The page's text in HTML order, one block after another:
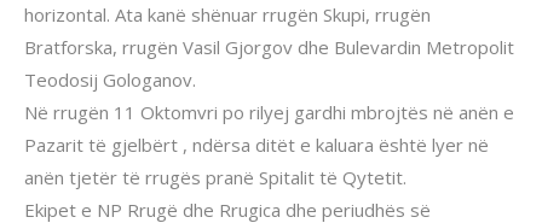
horizontal. Ata kanë shënuar rrugën Skupi, rrugën
Bratforska, rrugën Vasil Gjorgov dhe Bulevardin Metropolit
Teodosij Gologanov.
Në rrugën 11 Oktomvri po rilyej gardhi mbrojtës në anën e
Pazarit të gjelbërt , ndërsa ditët e kaluara është lyer në
anën tjetër të rrugës pranë Spitalit të Qytetit.
Ekipet e NP Rrugë dhe Rrugica dhe periudhës së